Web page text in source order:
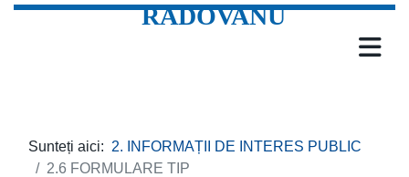
RADOVANU
Sunteți aici: 2. INFORMAȚII DE INTERES PUBLIC
2.6 FORMULARE TIP